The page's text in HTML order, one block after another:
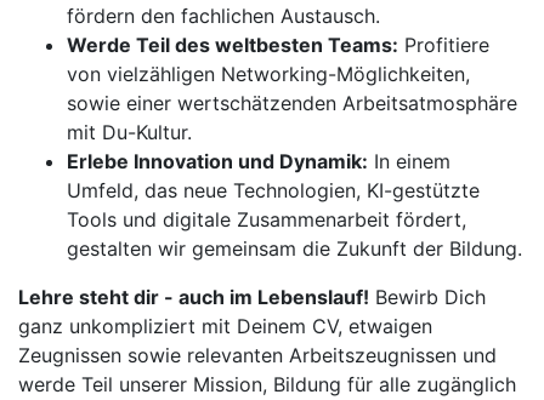
fördern den fachlichen Austausch.
Werde Teil des weltbesten Teams: Profitiere
von vielzähligen Networking-Möglichkeiten,
sowie einer wertschätzenden Arbeitsatmosphäre
mit Du-Kultur.
Erlebe Innovation und Dynamik: In einem
Umfeld, das neue Technologien, KI-gestützte
Tools und digitale Zusammenarbeit fördert,
gestalten wir gemeinsam die Zukunft der Bildung.
Lehre steht dir - auch im Lebenslauf! Bewirb Dich
ganz unkompliziert mit Deinem CV, etwaigen
Zeugnissen sowie relevanten Arbeitszeugnissen und
werde Teil unserer Mission, Bildung für alle zugänglich